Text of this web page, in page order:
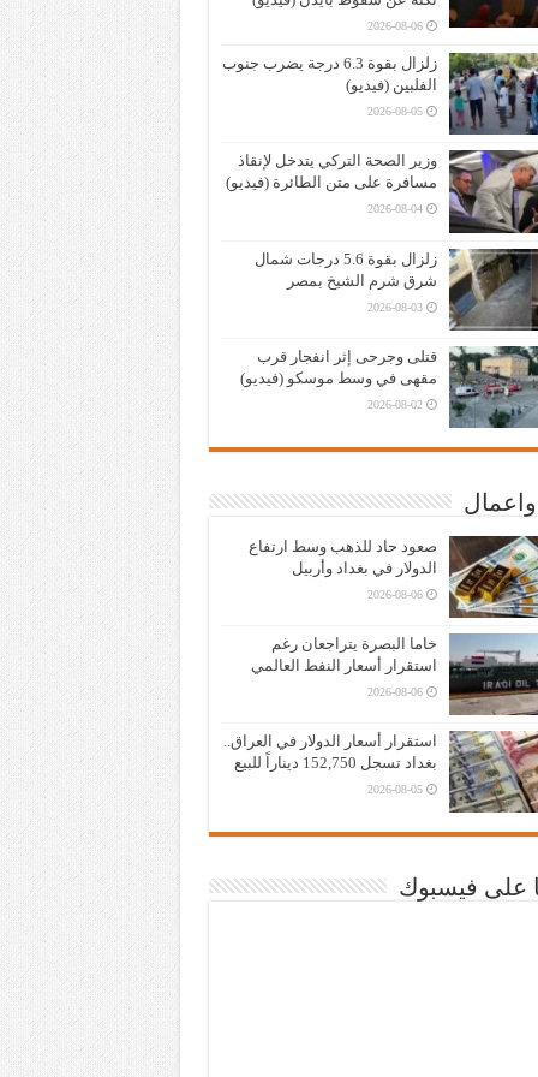
2026-08-06
زلزال بقوة 6.3 درجة يضرب جنوب
الفلبين (فيديو)
2026-08-05
وزير الصحة التركي يتدخل لإنقاذ
مسافرة على متن الطائرة (فيديو)
2026-08-04
زلزال بقوة 5.6 درجات شمال
شرق شرم الشيخ بمصر
2026-08-03
قتلى وجرحى إثر انفجار قرب
مقهى في وسط موسكو (فيديو)
2026-08-02
صعود حاد للذهب وسط ارتفاع
الدولار في بغداد وأربيل
2026-08-06
خاما البصرة يتراجعان رغم
استقرار أسعار النفط العالمي
2026-08-06
استقرار أسعار الدولار في العراق..
بغداد تسجل 152,750 ديناراً للبيع
2026-08-05
على فيسبوك